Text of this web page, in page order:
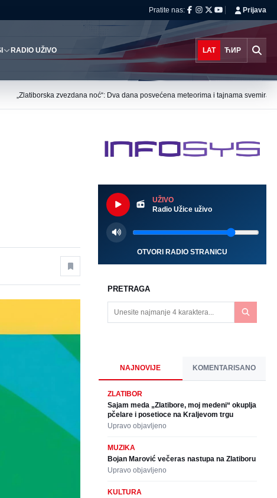
Pratite nas: Prijava
RADIO UŽIVO LAT ЋИР
„Zlatiborska zvezdana noć“: Dva dana posvećena meteorima i tajnama svemira
UŽIVO
Radio Užice uživo
OTVORI RADIO STRANICU
PRETRAGA
NAJNOVIJE KOMENTARISANO
ZLATIBOR
Sajam meda „Zlatibore, moj medeni“ okuplja
pčelare i posetioce na Kraljevom trgu
Upravo objavljeno
MUZIKA
Bojan Marović večeras nastupa na Zlatiboru
Upravo objavljeno
KULTURA